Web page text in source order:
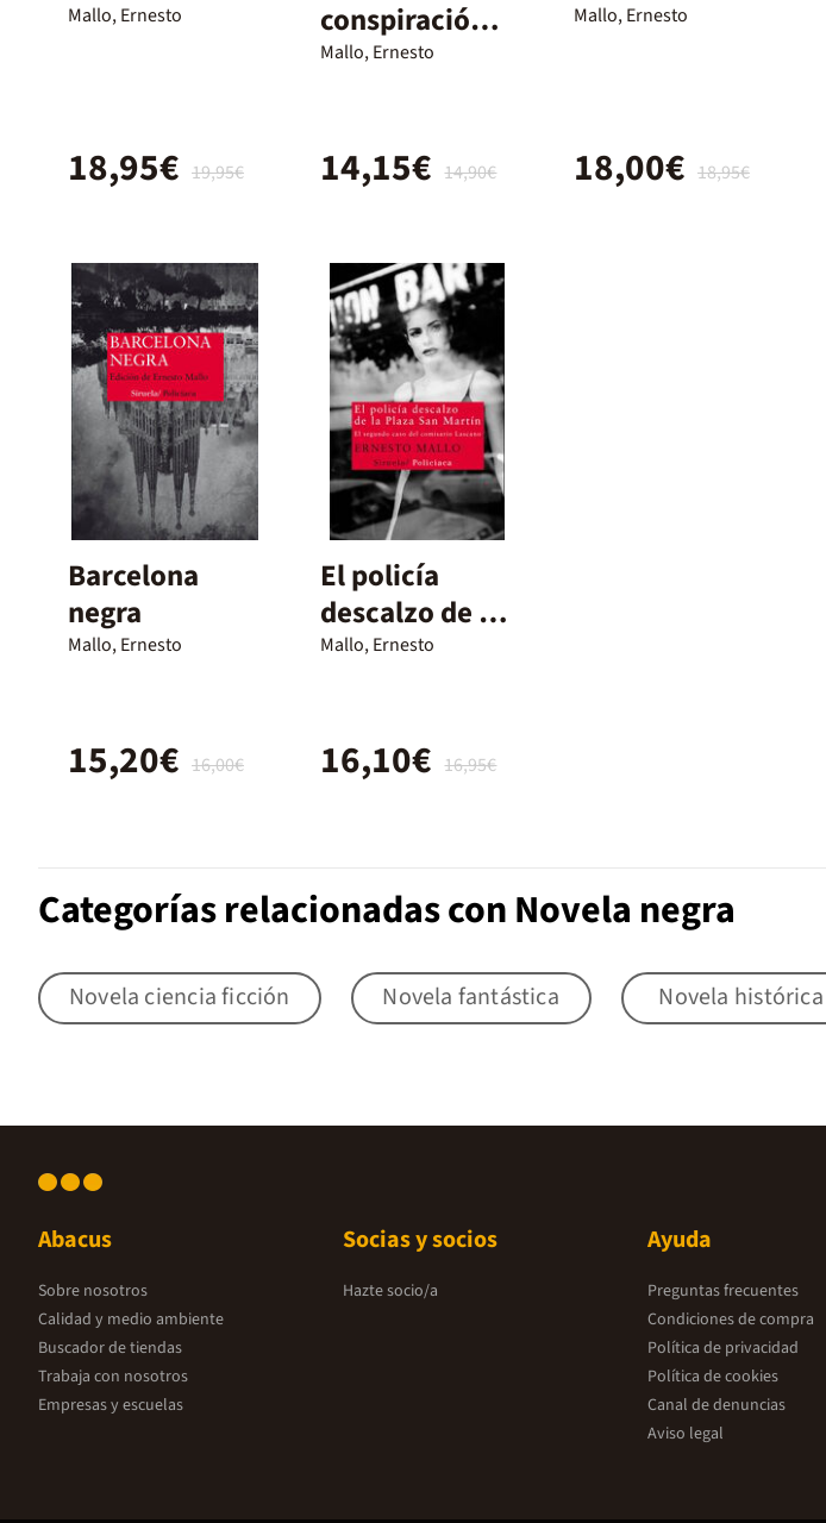
Mallo, Ernesto
19,95€
18,95€
conspiración
de los
Mallo, Ernesto
14,90€
14,15€
Mallo, Ernesto
18,95€
18,00€
Barcelona
negra
Mallo, Ernesto
16,00€
15,20€
El policía
descalzo de la
Plaza San
Mallo, Ernesto
16,95€
16,10€
Categorías relacionadas con Novela negra
Novela ciencia ficción Novela fantástica Novela histórica
Abacus
Sobre nosotros
Calidad y medio ambiente
Buscador de tiendas
Trabaja con nosotros
Empresas y escuelas
Socias y socios
Hazte socio/a
Ayuda
Preguntas frecuentes
Condiciones de compra
Política de privacidad
Política de cookies
Canal de denuncias
Aviso legal